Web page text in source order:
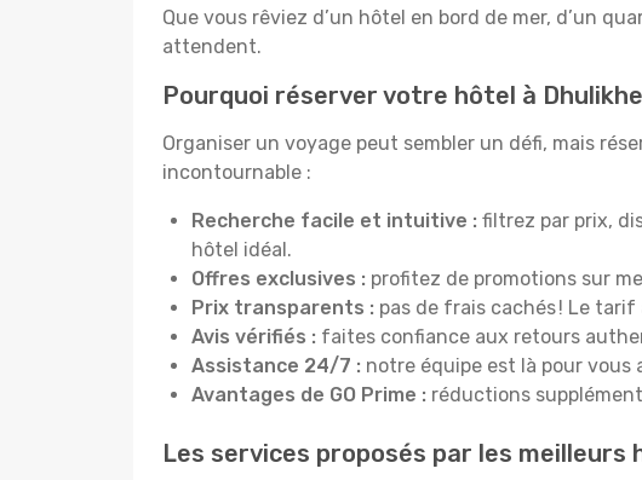
Que vous rêviez d’un hôtel en bord de mer, d’un
attendent.
Pourquoi réserver votre hôtel à
Organiser un voyage peut sembler un défi, mais
incontournable :
Recherche facile et intuitive : filtrez par prix,
hôtel idéal.
Offres exclusives : profitez de promotions sur
Prix transparents : pas de frais cachés ! Le
Avis vérifiés : faites confiance aux retours
Assistance 24/7 : notre équipe est là pour vous
Avantages de GO Prime : réductions
Les services proposés par les meilleurs